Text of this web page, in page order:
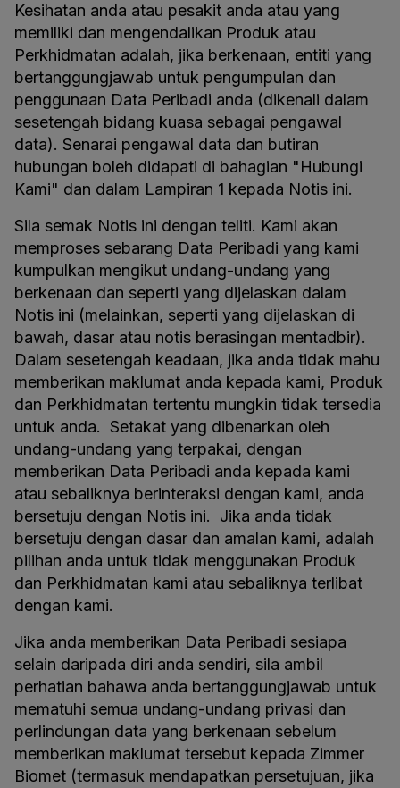
Kesihatan anda atau pesakit anda atau yang
memiliki dan mengendalikan Produk atau
Perkhidmatan adalah, jika berkenaan, entiti yang
bertanggungjawab untuk pengumpulan dan
penggunaan Data Peribadi anda (dikenali dalam
sesetengah bidang kuasa sebagai pengawal
data). Senarai pengawal data dan butiran
hubungan boleh didapati di bahagian "Hubungi
Kami" dan dalam Lampiran 1 kepada Notis ini.
Sila semak Notis ini dengan teliti. Kami akan
memproses sebarang Data Peribadi yang kami
kumpulkan mengikut undang-undang yang
berkenaan dan seperti yang dijelaskan dalam
Notis ini (melainkan, seperti yang dijelaskan di
bawah, dasar atau notis berasingan mentadbir).
Dalam sesetengah keadaan, jika anda tidak mahu
memberikan maklumat anda kepada kami, Produk
dan Perkhidmatan tertentu mungkin tidak tersedia
untuk anda. Setakat yang dibenarkan oleh
undang-undang yang terpakai, dengan
memberikan Data Peribadi anda kepada kami
atau sebaliknya berinteraksi dengan kami, anda
bersetuju dengan Notis ini. Jika anda tidak
bersetuju dengan dasar dan amalan kami, adalah
pilihan anda untuk tidak menggunakan Produk
dan Perkhidmatan kami atau sebaliknya terlibat
dengan kami.
Jika anda memberikan Data Peribadi sesiapa
selain daripada diri anda sendiri, sila ambil
perhatian bahawa anda bertanggungjawab untuk
mematuhi semua undang-undang privasi dan
perlindungan data yang berkenaan sebelum
memberikan maklumat tersebut kepada Zimmer
Biomet (termasuk mendapatkan persetujuan, jika